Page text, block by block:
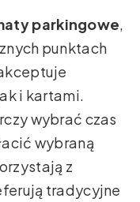
parkingowe,
punktach
i kartami.
wybrać czas
wybraną
z
tradycyjne